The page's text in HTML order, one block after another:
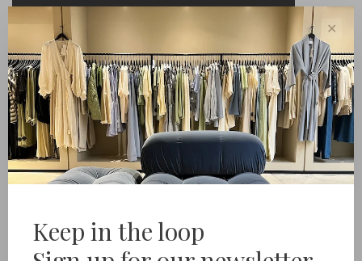
shipping from NL €100 / EU1 €200
Delivery time NL
Deel dit product: Facebook Twitter Pinterest E-mail
Beschrijving
*LET OP: dit is alleen een hoesje, geen snoer
inbegrepen!
Blader door de foto's voor inspiratie voor
✕
Keep in the loop